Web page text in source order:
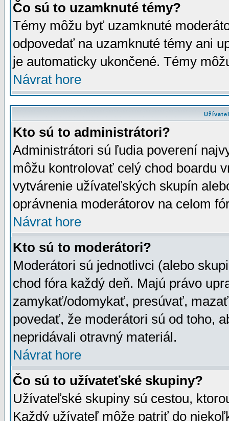
Čo sú to uzamknuté témy?
Témy môžu byť uzamknuté
odpovedať na uzamknuté témy ani
je automaticky ukončené. Témy
Návrat hore
Kto sú to administrátori?
Administrátori sú ľudia poverení
môžu kontrolovať celý chod boardu
vytvárenie užívateľských skupín
oprávnenia moderátorov na celom
Návrat hore
Kto sú to moderátori?
Moderátori sú jednotlivci (alebo
chod fóra každý deň. Majú právo
zamykať/odomykať, presúvať,
povedať, že moderátori sú od toho,
nepridávali otravný materiál.
Návrat hore
Čo sú to užívateťské skupiny?
Užívateľské skupiny sú cestou,
Každý užívateľ môže patriť do